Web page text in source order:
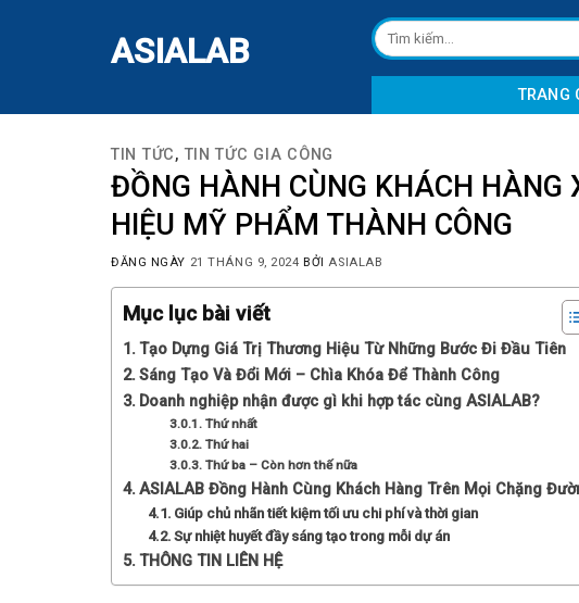
ASIALAB
Tìm
kiếm:
TRANG
TIN TỨC,TIN TỨC GIA CÔNG
ĐỒNG HÀNH CÙNG KHÁCH HÀNG
HIỆU MỸ PHẨM THÀNH CÔNG
ĐĂNG NGÀY 21 THÁNG 9, 2024 BỞIASIALAB
Mục lục bài viết
Tạo Dựng Giá Trị Thương Hiệu Từ Những Bước Đi Đầu Tiên
Sáng Tạo Và Đổi Mới – Chìa Khóa Để Thành Công
Doanh nghiệp nhận được gì khi hợp tác cùng ASIALAB?
Thứ nhất
Thứ hai
Thứ ba – Còn hơn thế nữa
ASIALAB Đồng Hành Cùng Khách Hàng Trên Mọi Chặng
Giúp chủ nhãn tiết kiệm tối ưu chi phí và thời gian
Sự nhiệt huyết đầy sáng tạo trong mỗi dự án
THÔNG TIN LIÊN HỆ